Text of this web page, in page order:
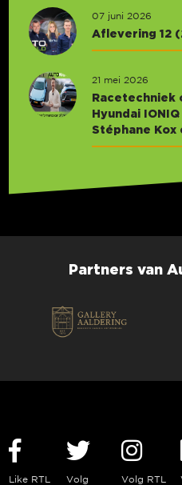
07 juni 2026
Aflevering 12
21 mei 2026
Racetechniek
Hyundai IONIQ
Stéphane Kox
Partners van
Like RTL
Volg
Volg RTL